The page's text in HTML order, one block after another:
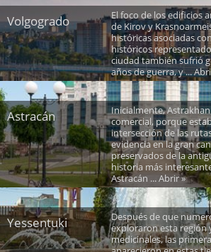
Volgogrado
El foco de los edificios
de Kirov y
históricas asociadas
históricos
ciudad también sufrió
años de guerra, y ...
Astracán
Inicialmente,
comercial, porque
intersección de las
evidencia en la gran
preservados de la
historia más
Astracán ... Abrir »
Yessentuki
Después de que
exploraron esta región
medicinales, las